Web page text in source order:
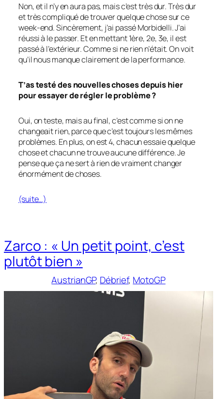
Non, et il n’y en aura pas, mais c’est très dur. Très dur
et très compliqué de trouver quelque chose sur ce
week-end. Sincèrement, j’ai passé Morbidelli. J’ai
réussi à le passer. Et en mettant 1ère, 2e, 3e, il est
passé à l’extérieur. Comme si ne rien n’était. On voit
qu’il nous manque clairement de la performance.
T’as testé des nouvelles choses depuis hier
pour essayer de régler le problème ?
Oui, on teste, mais au final, c’est comme si on ne
changeait rien, parce que c’est toujours les mêmes
problèmes. En plus, on est 4, chacun essaie quelque
chose et chacun ne trouve aucune différence. Je
pense que ça ne sert à rien de vraiment changer
énormément de choses.
(suite…)
Zarco : « Un petit point, c’est
plutôt bien »
AustrianGP, Débrief, MotoGP